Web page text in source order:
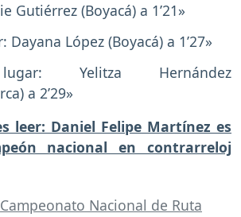
Gutiérrez (Boyacá) a 1’21»
Dayana López (Boyacá) a 1’27»
Yelitza Hernández
a 2’29»
leer: Daniel Felipe Martínez es
nacional en contrarreloj
Campeonato Nacional de Ruta